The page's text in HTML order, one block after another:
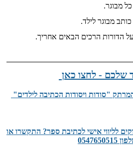
מבוגר.
מבוגר לילד.
הדורות הרכים הבאים אחריך.
שלכם - לחצו כאן
"סודות ויסודות הכתיבה לילדים"
לליווי אישי לכתיבת ספר? התקשרו או